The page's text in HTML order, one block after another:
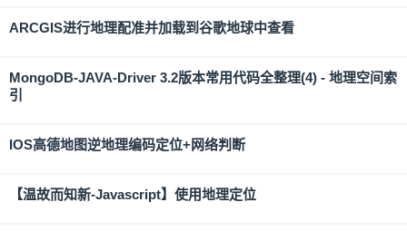
ARCGIS进行地理配准并加载到谷歌地球中查看
MongoDB-JAVA-Driver 3.2版本常用代码全整理(4) - 地理空间索
引
IOS高德地图逆地理编码定位+网络判断
【温故而知新-Javascript】使用地理定位